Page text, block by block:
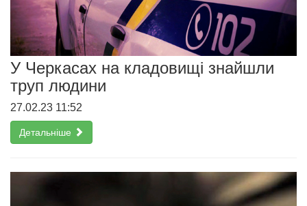
У Черкасах на кладовищі знайшли
труп людини
27.02.23 11:52
Детальніше